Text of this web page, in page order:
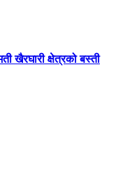
खैरघारी क्षेत्रको बस्ती